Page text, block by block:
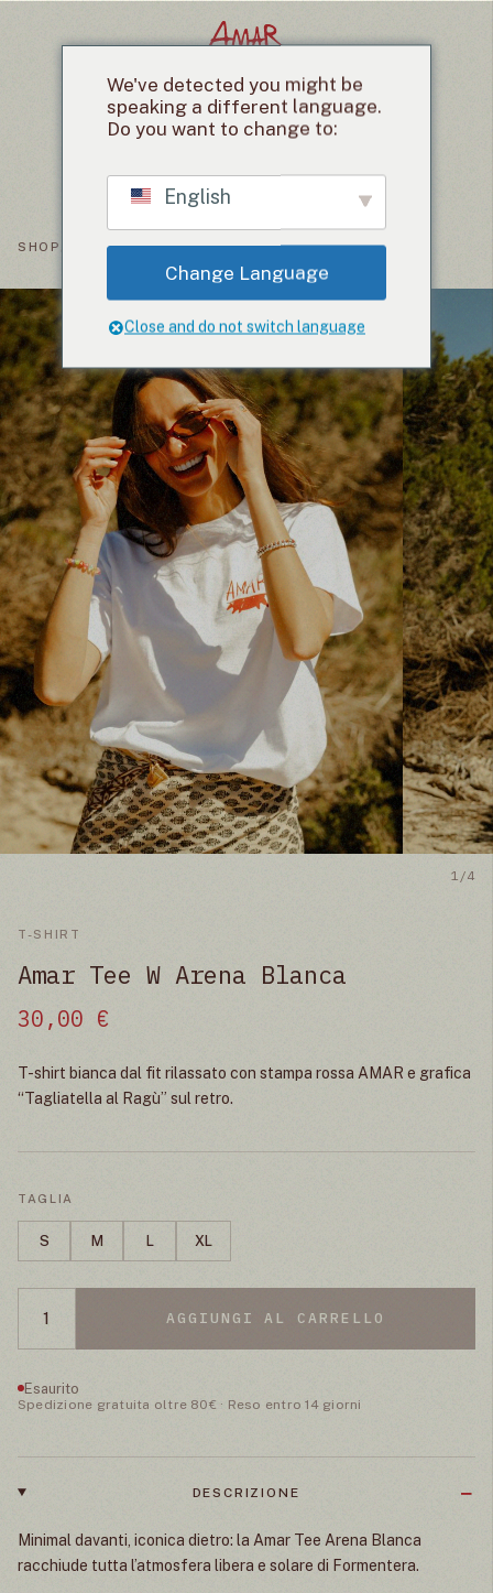
MENÙEVENTI CONTATTI
SHOP T-SHIRT
1 /4
T-SHIRT
Amar Tee W Arena Blanca
30,00 €
T-shirt bianca dal fit rilassato con stampa rossa AMAR e grafica
“Tagliatella al Ragù” sul retro.
TAGLIA
S M L XL
AGGIUNGI AL CARRELLO
Esaurito
Spedizione gratuita oltre 80€ · Reso entro 14 giorni
DESCRIZIONE
Minimal davanti, iconica dietro: la Amar Tee Arena Blanca
racchiude tutta l’atmosfera libera e solare di Formentera.
We've detected you might be
speaking a different language.
Do you want to change to:
English
Change Language
Close and do not switch language